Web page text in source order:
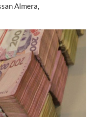
Almera,